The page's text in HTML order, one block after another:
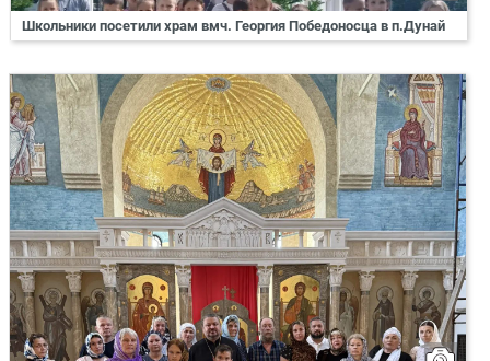
Школьники посетили храм вмч. Георгия Победоносца в п.Дунай